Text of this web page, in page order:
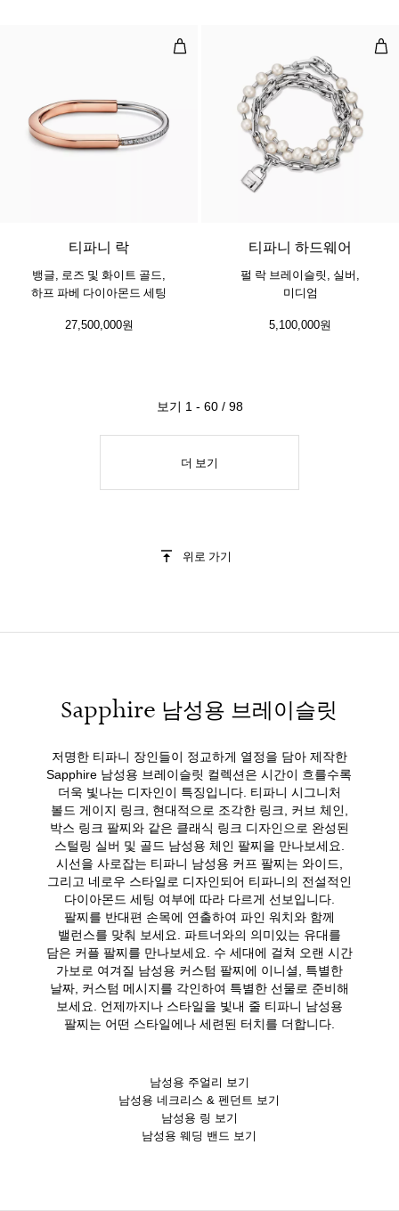
뱅글, 로즈 및 화이트 골드, 하프 파
티파니 락
뱅글, 로즈 및 화이트 골드,
하프 파베 다이아몬드 세팅
27,500,000원
펄
티파니 하드웨어
펄 락 브레이슬릿, 실버,
미디엄
5,100,000원
더 보기
보기 1 - 60 / 98
위로 가기
Sapphire 남성용 브레이슬릿
저명한 티파니 장인들이 정교하게 열정을 담아 제작한
Sapphire 남성용 브레이슬릿 컬렉션은 시간이 흐를수록
더욱 빛나는 디자인이 특징입니다. 티파니 시그니처
볼드 게이지 링크, 현대적으로 조각한 링크, 커브 체인,
박스 링크 팔찌와 같은 클래식 링크 디자인으로 완성된
스털링 실버 및 골드 남성용 체인 팔찌을 만나보세요.
시선을 사로잡는 티파니 남성용 커프 팔찌는 와이드,
그리고 네로우 스타일로 디자인되어 티파니의 전설적인
다이아몬드 세팅 여부에 따라 다르게 선보입니다.
팔찌를 반대편 손목에 연출하여 파인 워치와 함께
밸런스를 맞춰 보세요. 파트너와의 의미있는 유대를
담은 커플 팔찌를 만나보세요. 수 세대에 걸쳐 오랜 시간
가보로 여겨질 남성용 커스텀 팔찌에 이니셜, 특별한
날짜, 커스텀 메시지를 각인하여 특별한 선물로 준비해
보세요. 언제까지나 스타일을 빛내 줄 티파니 남성용
팔찌는 어떤 스타일에나 세련된 터치를 더합니다.
남성용 주얼리 보기
남성용 네크리스 & 펜던트 보기
남성용 링 보기
남성용 웨딩 밴드 보기